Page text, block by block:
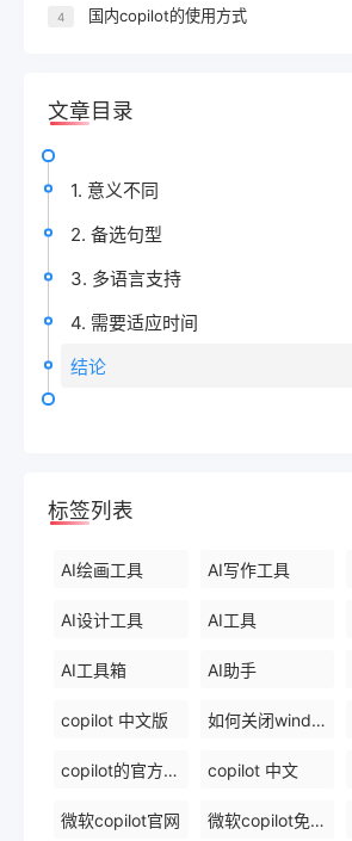
4 国内copilot的使用方式
文章目录
1. 意义不同
2. 备选句型
3. 多语言支持
4. 需要适应时间
结论
标签列表
AI绘画工具 AI写作工具
AI设计工具 AI工具
AI工具箱 AI助手
copilot 中文版 如何关闭windows 中的 copilot
copilot的官方网站 copilot 中文
微软copilot官网 微软copilot免费在线